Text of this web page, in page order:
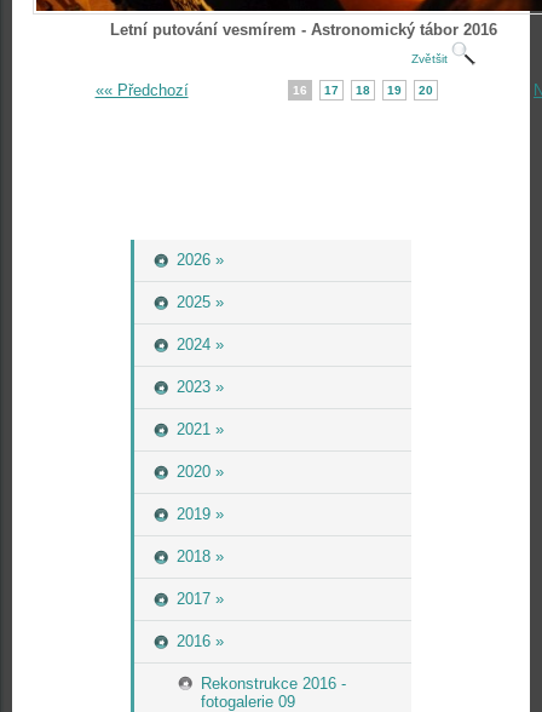
2026 »
2025 »
2024 »
2023 »
2021 »
2020 »
2019 »
2018 »
2017 »
2016 »
Rekonstrukce 2016 -
fotogalerie 09
Letní putování vesmírem - Astronomický tábor 2016
Zvětšit
«« Předchozí 16 17 18 19 20